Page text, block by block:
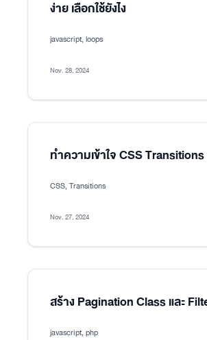
ง่าย เลือกใช้ยังไง
javascript, loops
Nov. 28, 2024
ทำความเข้าใจ CSS Transitions
CSS, Transitions
Nov. 27, 2024
สร้าง Pagination Class และ
javascript, php